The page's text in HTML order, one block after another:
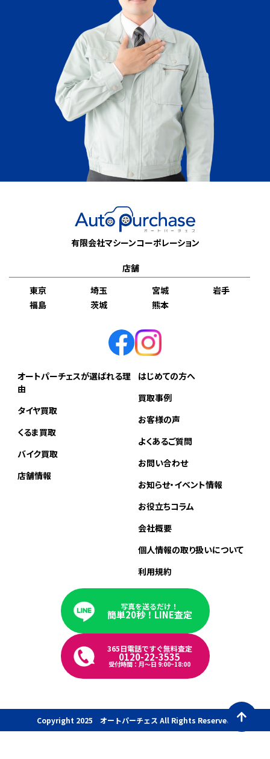
有限会社マシーンコーポレーション
店舗
東京
埼玉 宮城
岩手
福島
茨城 熊本
オートパーチェスが選ばれる理
由
タイヤ買取
くるま買取
バイク買取
店舗情報
はじめての方へ
買取事例
お客様の声
よくあるご質問
お問い合わせ
お知らせ・イベント情報
お役立ちコラム
会社概要
個人情報の取り扱いについて
利用規約
写真を送るだけ！
簡単20秒！LINE査定
365日電話ですぐ無料査定
0120-22-3535
受付時間：月〜日 9:00~18:00
Copyright 2025 オートパーチェス All Rights Reserved.